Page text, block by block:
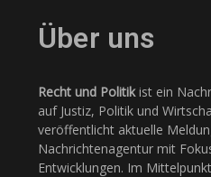
Über uns
Recht und Politikist ein
auf Justiz, Politik und
veröffentlicht aktuelle
Nachrichtenagentur mit
Entwicklungen. Im